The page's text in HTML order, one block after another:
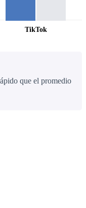
TikTok
que el promedio